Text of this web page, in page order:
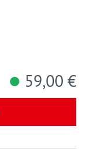
59,00 €